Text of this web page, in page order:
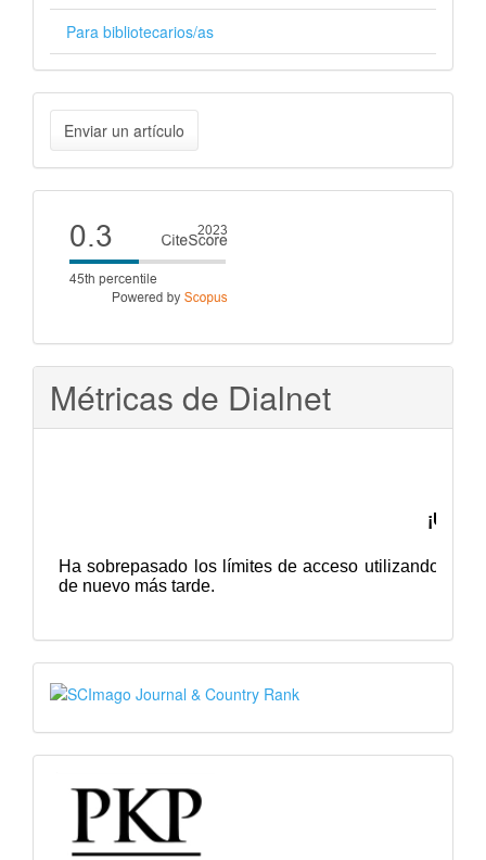
Para bibliotecarios/as
Enviar
un
artículo
Enviar un artículo
Cite
score
Métricas de Dialnet
SJR
PKP